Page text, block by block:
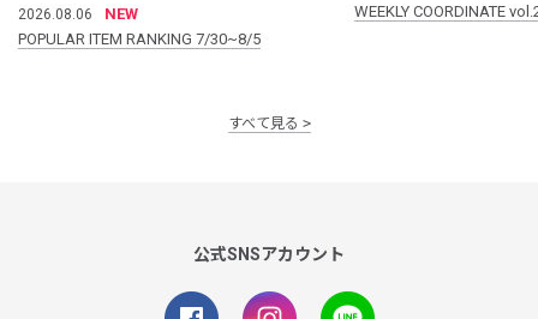
2026.08.06
NEW
POPULAR ITEM RANKING 7/30~8/5
WEEKLY COORDINATE
すべて見る
公式SNSアカウント